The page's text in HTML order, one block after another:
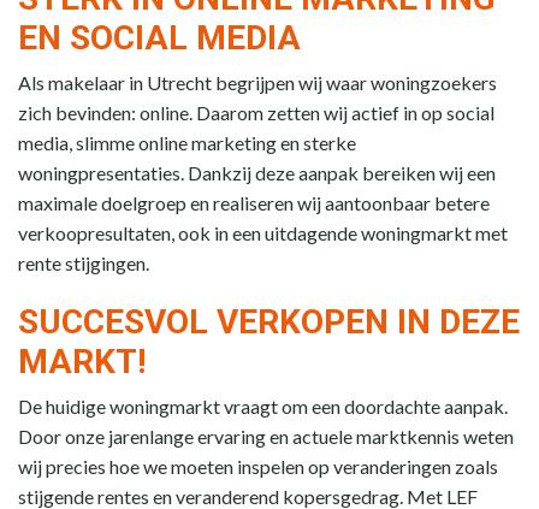
EN SOCIAL MEDIA
Als makelaar in Utrecht begrijpen wij waar woningzoekers
zich bevinden: online. Daarom zetten wij actief in op social
media, slimme online marketing en sterke
woningpresentaties. Dankzij deze aanpak bereiken wij een
maximale doelgroep en realiseren wij aantoonbaar betere
verkoopresultaten, ook in een uitdagende woningmarkt met
rente stijgingen.
SUCCESVOL VERKOPEN IN DEZE
MARKT!
De huidige woningmarkt vraagt om een doordachte aanpak.
Door onze jarenlange ervaring en actuele marktkennis weten
wij precies hoe we moeten inspelen op veranderingen zoals
stijgende rentes en veranderend kopersgedrag. Met LEF